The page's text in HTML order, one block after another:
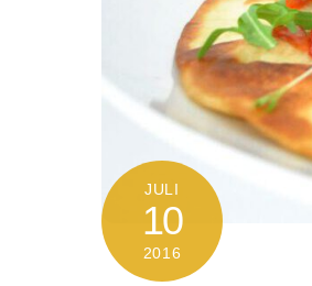
JULI
10
2016